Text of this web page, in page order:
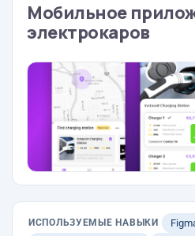
Мобильное
электрокаров
ИСПОЛЬЗУЕМЫЕ НАВЫКИ